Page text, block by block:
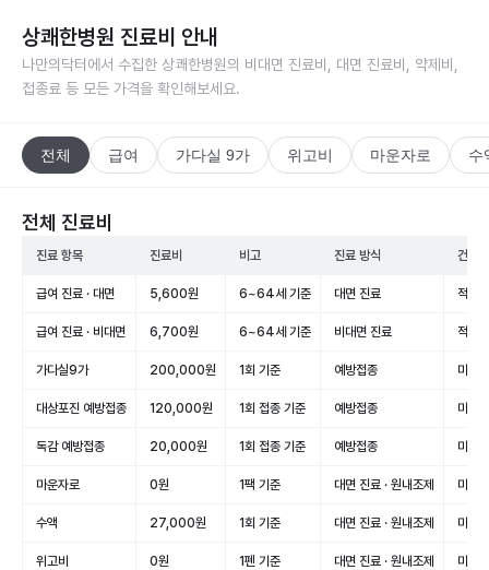
상쾌한병원 진료비 안내
나만의닥터에서 수집한 상쾌한병원의 비대면 진료비, 대면 진료비, 약제비,
접종료 등 모든 가격을 확인해보세요.
전체 급여 가다실 9가 위고비 마운자로 수
전체 진료비
진료 항목 진료비 비고 진료 방식 건강
급여 진료 · 대면 5,600원 6~64세 기준 대면 진료 적용(
급여 진료 · 비대면 6,700원 6~64세 기준 비대면 진료 적용(
가다실9가 200,000원 1회 기준 예방접종 미적
대상포진 예방접종 120,000원 1회 접종 기준 예방접종 미적
독감 예방접종 20,000원 1회 접종 기준 예방접종 미적
마운자로 0원 1팩 기준 대면 진료 · 원내조제 미적
수액 27,000원 1회 기준 대면 진료 · 원내조제 미적
위고비 0원 1펜 기준 대면 진료 · 원내조제 미적